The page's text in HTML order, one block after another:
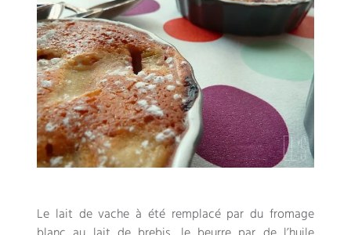
Le lait de vache à été remplacé par du fromage